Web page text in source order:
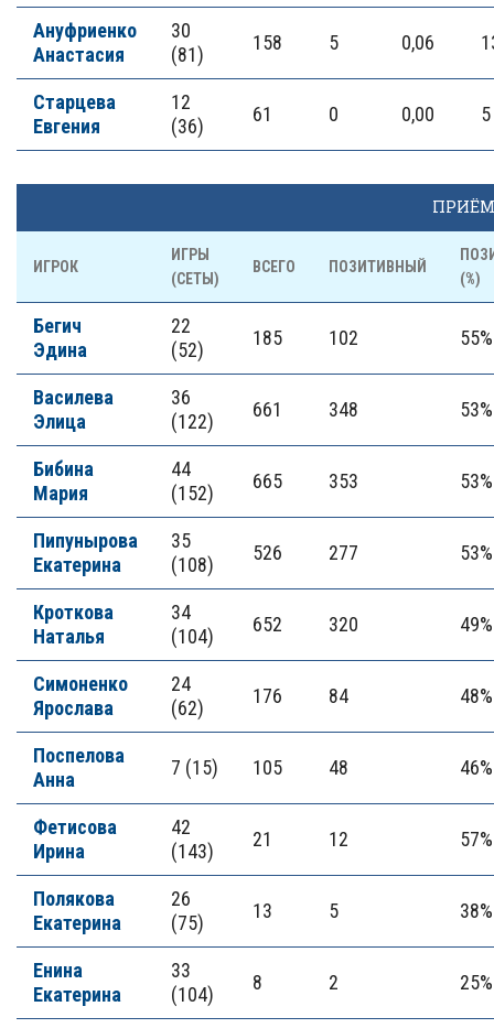
Ануфриенко
Анастасия
30
(81)
158 5 0,06
Старцева
Евгения
12
(36)
61 0 0,00 5
ПРИЁМ
ИГРОК
ИГРЫ
(СЕТЫ)
ВСЕГО ПОЗИТИВНЫЙ
(%)
Бегич
Эдина
22
(52)
185 102 55%
Василева
Элица
36
(122)
661 348 53%
Бибина
Мария
44
(152)
665 353 53%
Пипунырова
Екатерина
35
(108)
526 277 53%
Кроткова
Наталья
34
(104)
652 320 49%
Симоненко
Ярослава
24
(62)
176 84 48%
Поспелова
Анна
7 (15) 105 48 46%
Фетисова
Ирина
42
(143)
21 12 57%
Полякова
Екатерина
26
(75)
13 5 38%
Енина
Екатерина
33
(104)
8 2 25%